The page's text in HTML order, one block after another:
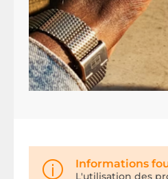
Informations
L'utilisation des